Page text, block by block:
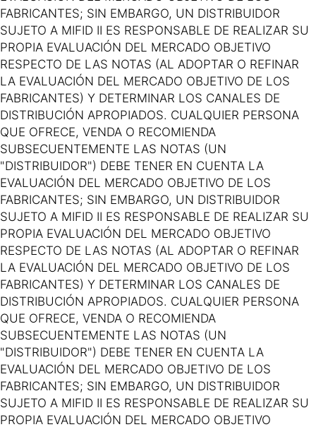
FABRICANTES; SIN EMBARGO, UN DISTRIBUIDOR
SUJETO A MIFID II ES RESPONSABLE DE REALIZAR SU
PROPIA EVALUACIÓN DEL MERCADO OBJETIVO
RESPECTO DE LAS NOTAS (AL ADOPTAR O REFINAR
LA EVALUACIÓN DEL MERCADO OBJETIVO DE LOS
FABRICANTES) Y DETERMINAR LOS CANALES DE
DISTRIBUCIÓN APROPIADOS. CUALQUIER PERSONA
QUE OFRECE, VENDA O RECOMIENDA
SUBSECUENTEMENTE LAS NOTAS (UN
"DISTRIBUIDOR") DEBE TENER EN CUENTA LA
EVALUACIÓN DEL MERCADO OBJETIVO DE LOS
FABRICANTES; SIN EMBARGO, UN DISTRIBUIDOR
SUJETO A MIFID II ES RESPONSABLE DE REALIZAR SU
PROPIA EVALUACIÓN DEL MERCADO OBJETIVO
RESPECTO DE LAS NOTAS (AL ADOPTAR O REFINAR
LA EVALUACIÓN DEL MERCADO OBJETIVO DE LOS
FABRICANTES) Y DETERMINAR LOS CANALES DE
DISTRIBUCIÓN APROPIADOS. CUALQUIER PERSONA
QUE OFRECE, VENDA O RECOMIENDA
SUBSECUENTEMENTE LAS NOTAS (UN
"DISTRIBUIDOR") DEBE TENER EN CUENTA LA
EVALUACIÓN DEL MERCADO OBJETIVO DE LOS
FABRICANTES; SIN EMBARGO, UN DISTRIBUIDOR
SUJETO A MIFID II ES RESPONSABLE DE REALIZAR SU
PROPIA EVALUACIÓN DEL MERCADO OBJETIVO